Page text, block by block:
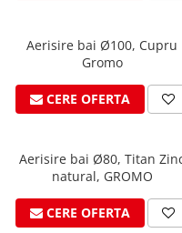
Prisme
Expandoare
Topoare
Leviere
Nicovale
Accesorii
Aerisire bai Ø100, Cupru
Gromo
CERE OFERTA
Aerisire bai Ø80, Titan
natural, GROMO
CERE OFERTA